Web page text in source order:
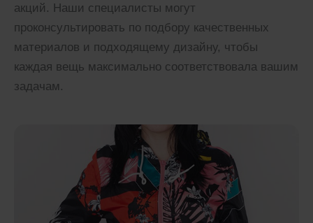
акций. Наши специалисты могут
проконсультировать по подбору качественных
материалов и подходящему дизайну, чтобы
каждая вещь максимально соответствовала вашим
задачам.